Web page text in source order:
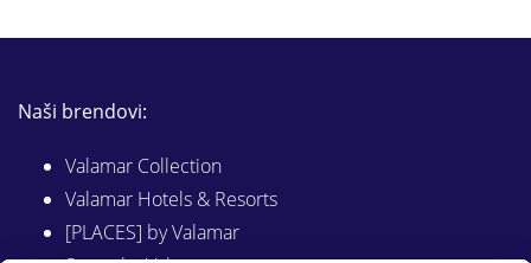
Naši brendovi:
Valamar Collection
Valamar Hotels & Resorts
[PLACES] by Valamar